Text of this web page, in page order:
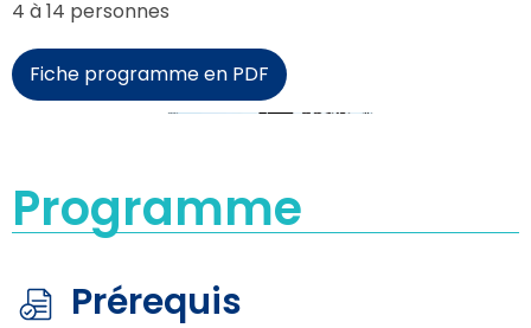
4 à 14 personnes
Fiche programme en PDF
Programme
Prérequis